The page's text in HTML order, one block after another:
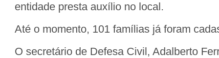
entidade presta auxílio no local.
Até o momento, 101 famílias já foram
O secretário de Defesa Civil, Adalberto